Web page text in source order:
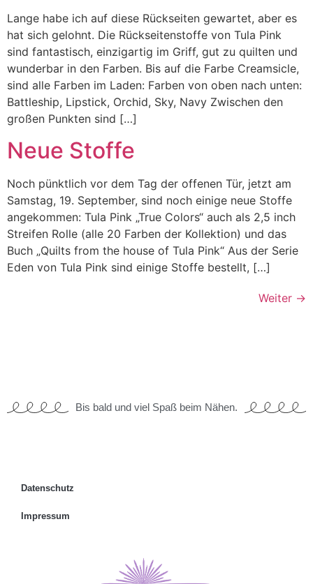
Lange habe ich auf diese Rückseiten gewartet, aber es
hat sich gelohnt. Die Rückseitenstoffe von Tula Pink
sind fantastisch, einzigartig im Griff, gut zu quilten und
wunderbar in den Farben. Bis auf die Farbe Creamsicle,
sind alle Farben im Laden: Farben von oben nach unten:
Battleship, Lipstick, Orchid, Sky, Navy Zwischen den
großen Punkten sind […]
Neue Stoffe
Noch pünktlich vor dem Tag der offenen Tür, jetzt am
Samstag, 19. September, sind noch einige neue Stoffe
angekommen: Tula Pink „True Colors“ auch als 2,5 inch
Streifen Rolle (alle 20 Farben der Kollektion) und das
Buch „Quilts from the house of Tula Pink“ Aus der Serie
Eden von Tula Pink sind einige Stoffe bestellt, […]
Weiter →
Bis bald und viel Spaß beim Nähen.
Datenschutz
Impressum